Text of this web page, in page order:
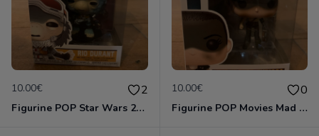
10.00€ 2
Figurine POP Star Wars 244 Rio Durant neuve jamais deboxee
10.00€ 0
Figurine POP Movies Mad Max 507 Imperator Furiosa neuve jamais deboxee